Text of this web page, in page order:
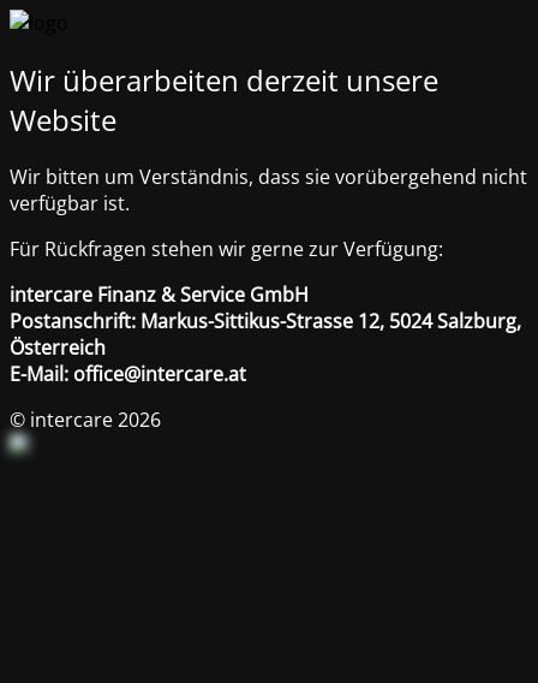
Wir überarbeiten derzeit unsere
Website
Wir bitten um Verständnis, dass sie vorübergehend nicht
verfügbar ist.
Für Rückfragen stehen wir gerne zur Verfügung:
intercare Finanz & Service GmbH
Postanschrift: Markus-Sittikus-Strasse 12, 5024 Salzburg,
Österreich
E-Mail: office@intercare.at
© intercare 2026